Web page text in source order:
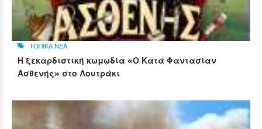
ΤΟΠΙΚΑ ΝΕΑ
Η ξεκαρδιστική κωμωδία «Ο Κατά Φαντασίαν
Ασθενής» στο Λουτράκι